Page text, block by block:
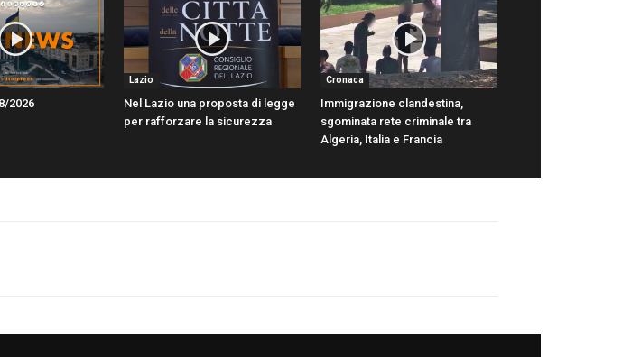
2026
Lazio
Nel Lazio una proposta di legge
per rafforzare la sicurezza
Cronaca
Immigrazione clandestina,
sgominata rete criminale tra
Algeria, Italia e Francia